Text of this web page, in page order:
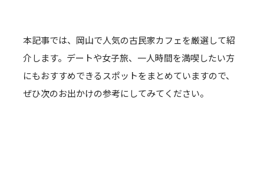
本記事では、岡山で人気の古民家カフェを厳選して紹
介します。デートや女子旅、一人時間を満喫したい方
にもおすすめできるスポットをまとめていますので、
ぜひ次のお出かけの参考にしてみてください。